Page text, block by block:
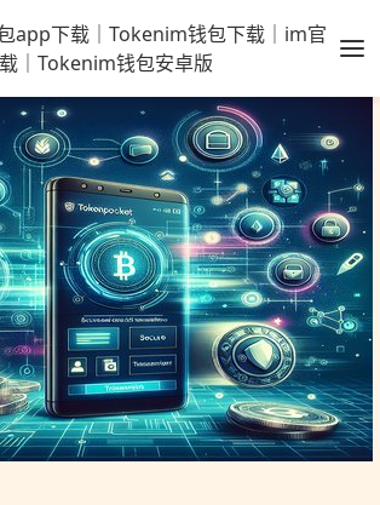
app下载｜Tokenim钱包下载｜im官
｜Tokenim钱包安卓版